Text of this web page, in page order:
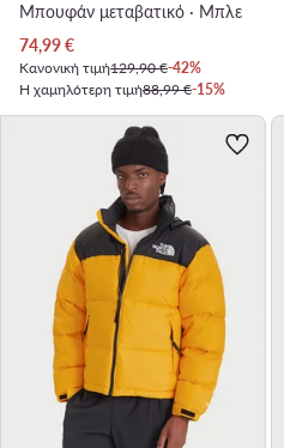
Μπουφάν μεταβατικό · Μπλε
Τρέχουσα τιμή
74,99€
Κανονική τιμή129,90 €-42%
Η χαμηλότερη τιμή88,99 €-15%